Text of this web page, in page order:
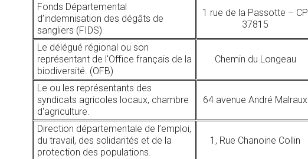
Fonds Départemental
d’indemnisation des dégâts de
sangliers (FIDS)
1 rue de la Passotte – CP
37815
Le délégué régional ou son
représentant de l'Office français de la
biodiversité. (OFB)
Chemin du Longeau
Le ou les représentants des
syndicats agricoles locaux, chambre
d'agriculture.
64 avenue André Malraux
Direction départementale de l’emploi,
du travail, des solidarités et de la
protection des populations.
1, Rue Chanoine Collin